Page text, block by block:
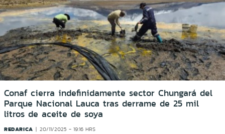
Conaf cierra indefinidamente sector Chungará del
Parque Nacional Lauca tras derrame de 25 mil
litros de aceite de soya
REDARICA 20/11/2025 - 19:16 HRS